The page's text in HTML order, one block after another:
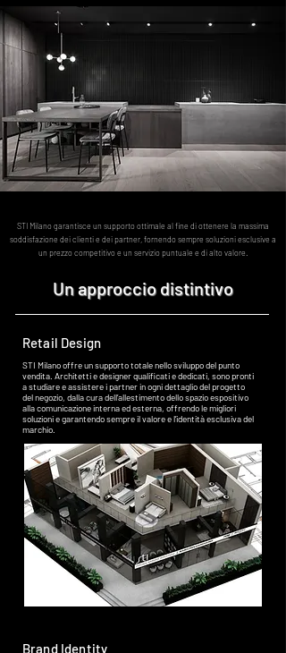
STI Milano garantisce un supporto ottimale al fine di ottenere la massima
soddisfazione dei clienti e dei partner, fornendo sempre soluzioni esclusive a
un prezzo competitivo e un servizio puntuale e di alto valore.
Un approccio distintivo
Retail Design
STI Milano offre un supporto totale nello sviluppo del punto
vendita. Architetti e designer qualificati e dedicati, sono pronti
a studiare e assistere i partner in ogni dettaglio del progetto
del negozio, dalla cura dell’allestimento dello spazio espositivo
alla comunicazione interna ed esterna, offrendo le migliori
soluzioni e garantendo sempre il valore e l’identità esclusiva del
marchio.
Brand Identity